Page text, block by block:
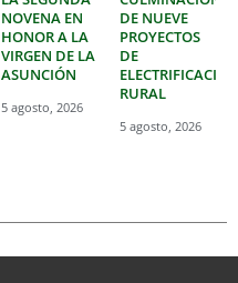
NOVENA EN
HONOR A LA
VIRGEN DE LA
ASUNCIÓN
5 agosto, 2026
DE NUEVE
PROYECTOS
DE
ELECTRIFICACIÓN
RURAL
5 agosto, 2026